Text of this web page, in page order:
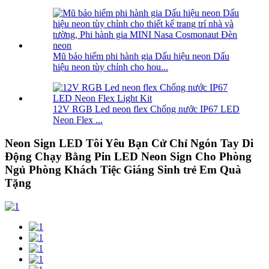
Mũ bảo hiểm phi hành gia Dấu hiệu neon Dấu
hiệu neon tùy chỉnh cho hou...
12V RGB Led neon flex Chống nước IP67 LED
Neon Flex ...
Neon Sign LED Tôi Yêu Bạn Cử Chỉ Ngón Tay Di
Động Chạy Bằng Pin LED Neon Sign Cho Phòng
Ngủ Phòng Khách Tiệc Giáng Sinh trẻ Em Quà
Tặng